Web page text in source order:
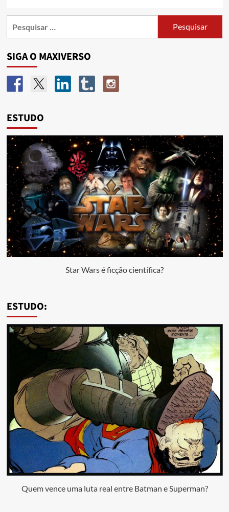
SIGA O MAXIVERSO
ESTUDO
Star Wars é ficção científica?
ESTUDO:
Quem vence uma luta real entre Batman e Superman?